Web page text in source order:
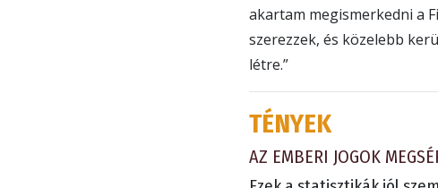
akartam megismerkedni a
szerezzek, és közelebb
létre.”
TÉNYEK
AZ EMBERI JOGOK